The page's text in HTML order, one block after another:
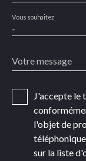
-
Vous souhaitez
Votre message
J'accepte le
l'objet de
sur la liste